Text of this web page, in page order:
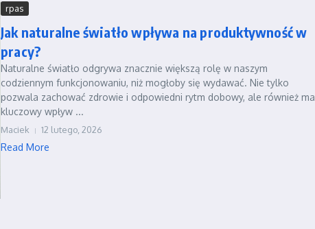
rpas
Jak naturalne światło wpływa na produktywność w
pracy?
Naturalne światło odgrywa znacznie większą rolę w naszym
codziennym funkcjonowaniu, niż mogłoby się wydawać. Nie tylko
pozwala zachować zdrowie i odpowiedni rytm dobowy, ale również ma
kluczowy wpływ ...
Maciek 12 lutego, 2026
Read More